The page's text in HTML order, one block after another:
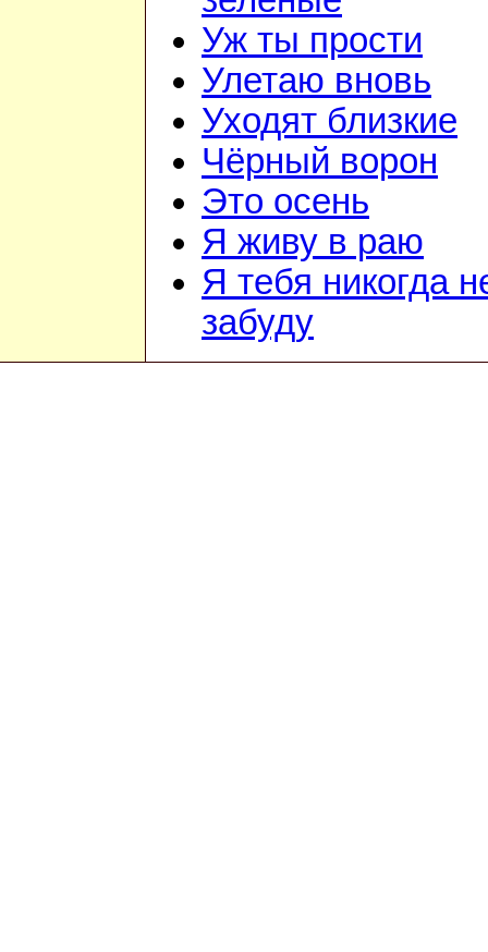
Уж ты прости
Улетаю вновь
Уходят близкие
Чёрный ворон
Это осень
Я живу в раю
Я тебя никогда
забуду